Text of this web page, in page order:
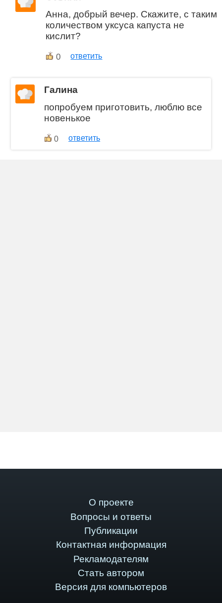
Анна, добрый вечер. Скажите, с таким
количеством уксуса капуста не
кислит?
0 ответить
Галина
попробуем приготовить, люблю все
новенькое
0 ответить
О проекте
Вопросы и ответы
Публикации
Контактная информация
Рекламодателям
Стать автором
Версия для компьютеров